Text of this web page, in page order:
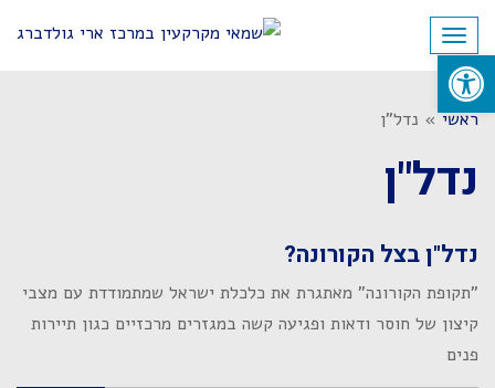
פתח סרגל נגישות
לתוכן
תפריט
ראשי » נדל"ן
נדל"ן
נדל"ן בצל הקורונה?
"תקופת הקורונה" מאתגרת את כלכלת ישראל שמתמודדת עם מצבי
קיצון של חוסר ודאות ופגיעה קשה במגזרים מרכזיים כגון תיירות
פנים